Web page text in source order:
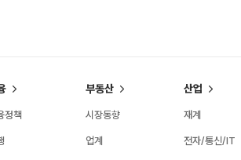
정책
부동산
시장동향
업계
산업
재계
전자/통신/IT